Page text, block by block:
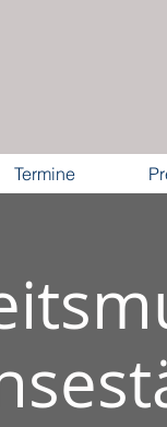
Termine